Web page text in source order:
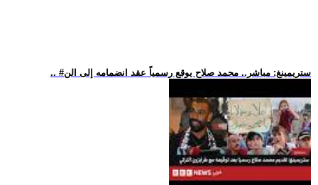
.. #ستريمينغ: مباشر.. محمد صلاح يوقع رسمياً عقد انضمامه إلى الن